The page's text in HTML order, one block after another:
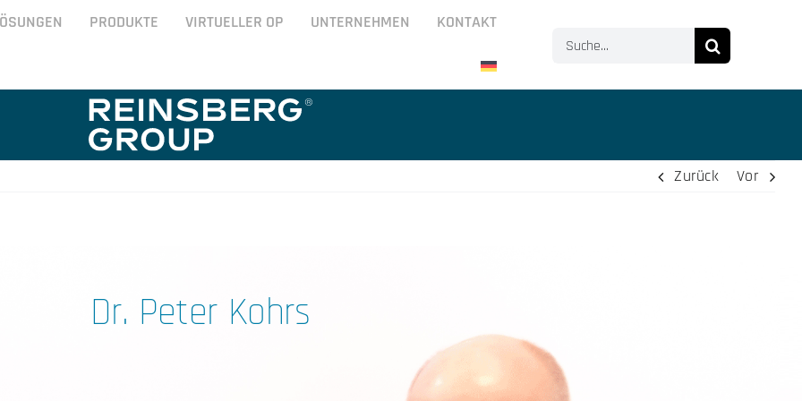
PRODUKTE VIRTUELLER OP UNTERNEHMEN
KONTAKT
Suche
Zurück Vor
Dr. Peter Kohrs